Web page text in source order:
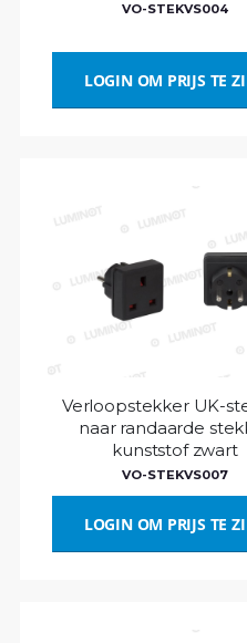
VO-STEKVS004
LOGIN OM PRIJS TE
Verloopstekker UK-
naar randaarde
kunststof zwart
VO-STEKVS007
LOGIN OM PRIJS TE